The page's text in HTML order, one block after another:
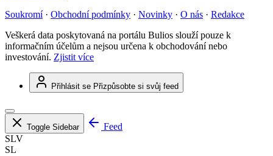
Soukromí · Obchodní podmínky · Novinky · O nás · Redakce
Veškerá data poskytovaná na portálu Bulios slouží pouze k
informačním účelům a nejsou určena k obchodování nebo
investování. Zjistit více
Přihlásit se Přizpůsobte si svůj feed
Toggle Sidebar
Feed
SLV
SL